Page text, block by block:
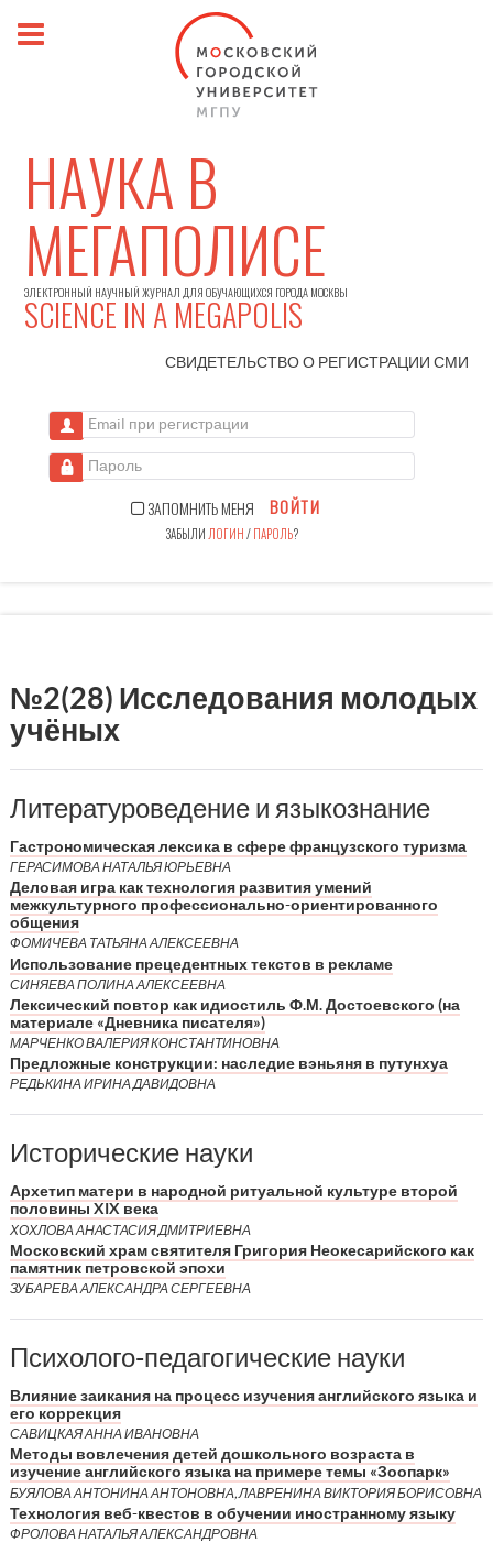
НАУКА В
МЕГАПОЛИСЕ
ЭЛЕКТРОННЫЙ НАУЧНЫЙ ЖУРНАЛ ДЛЯ ОБУЧАЮЩИХСЯ ГОРОДА МОСКВЫ
SCIENCE IN A MEGAPOLIS
СВИДЕТЕЛЬСТВО О РЕГИСТРАЦИИСМИ
Email при регистрации
Пароль
ЗАПОМНИТЬ МЕНЯ ВОЙТИ
ЗАБЫЛИ ЛОГИН/ПАРОЛЬ?
№2(28) Исследования молодых
учёных
Литературоведение и языкознание
Гастрономическая лексика в сфере французского туризма
ГЕРАСИМОВА НАТАЛЬЯ ЮРЬЕВНА
Деловая игра как технология развития умений
межкультурного профессионально-ориентированного
общения
ФОМИЧЕВА ТАТЬЯНА АЛЕКСЕЕВНА
Использование прецедентных текстов в рекламе
СИНЯЕВА ПОЛИНА АЛЕКСЕЕВНА
Лексический повтор как идиостиль Ф.М. Достоевского (на
материале «Дневника писателя»)
МАРЧЕНКО ВАЛЕРИЯ КОНСТАНТИНОВНА
Предложные конструкции: наследие вэньяня в путунхуа
РЕДЬКИНА ИРИНА ДАВИДОВНА
Исторические науки
Архетип матери в народной ритуальной культуре второй
половины XIX века
ХОХЛОВА АНАСТАСИЯ ДМИТРИЕВНА
Московский храм святителя Григория Неокесарийского как
памятник петровской эпохи
ЗУБАРЕВА АЛЕКСАНДРА СЕРГЕЕВНА
Психолого-педагогические науки
Влияние заикания на процесс изучения английского языка и
его коррекция
САВИЦКАЯ АННА ИВАНОВНА
Методы вовлечения детей дошкольного возраста в
изучение английского языка на примере темы «Зоопарк»
БУЯЛОВА АНТОНИНА АНТОНОВНА, ЛАВРЕНИНА ВИКТОРИЯ БОРИСОВНА
Технология веб-квестов в обучении иностранному языку
ФРОЛОВА НАТАЛЬЯ АЛЕКСАНДРОВНА